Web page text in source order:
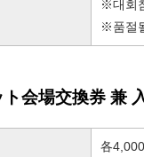
※대회
※품절
ト会場交換券 兼
各